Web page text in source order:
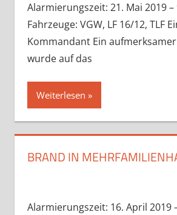
Alarmierungszeit: 21. Mai 2019
Fahrzeuge: VGW, LF 16/12, TLF
Kommandant Ein
wurde auf das
Weiterlesen
BRAND IN
Alarmierungszeit: 16. April 2019